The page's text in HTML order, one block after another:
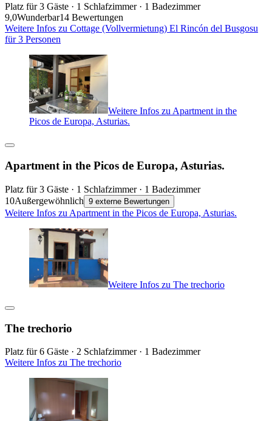
Platz für 3 Gäste · 1 Schlafzimmer · 1 Badezimmer
9,0Wunderbar14 Bewertungen
Weitere Infos zu Cottage (Vollvermietung) El Rincón del Busgosu
für 3 Personen
Weitere Infos zu Apartment in the
Picos de Europa, Asturias.
Apartment in the Picos de Europa, Asturias.
Platz für 3 Gäste · 1 Schlafzimmer · 1 Badezimmer
10Außergewöhnlich 9 externe Bewertungen
Weitere Infos zu Apartment in the Picos de Europa, Asturias.
Weitere Infos zu The trechorio
The trechorio
Platz für 6 Gäste · 2 Schlafzimmer · 1 Badezimmer
Weitere Infos zu The trechorio